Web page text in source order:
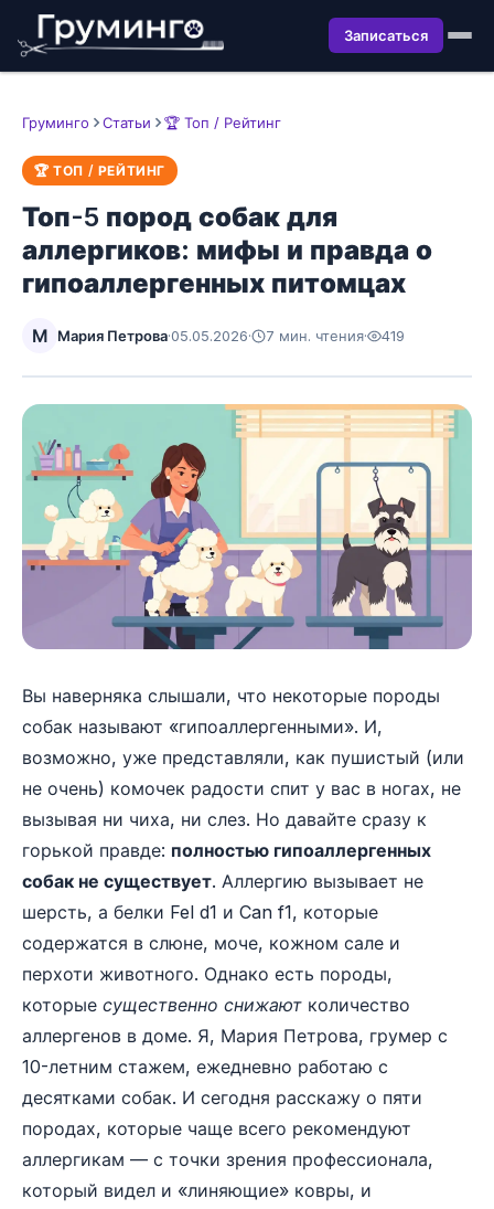
Записаться
Груминго Статьи 🏆 Топ / Рейтинг
🏆 ТОП / РЕЙТИНГ
Топ-5 пород собак для
аллергиков: мифы и правда о
гипоаллергенных питомцах
М Мария Петрова·05.05.2026· 7 мин. чтения· 419
Вы наверняка слышали, что некоторые породы
собак называют «гипоаллергенными». И,
возможно, уже представляли, как пушистый (или
не очень) комочек радости спит у вас в ногах, не
вызывая ни чиха, ни слез. Но давайте сразу к
горькой правде: полностью гипоаллергенных
собак не существует. Аллергию вызывает не
шерсть, а белки Fel d1 и Can f1, которые
содержатся в слюне, моче, кожном сале и
перхоти животного. Однако есть породы,
которые существенно снижают количество
аллергенов в доме. Я, Мария Петрова, грумер с
10-летним стажем, ежедневно работаю с
десятками собак. И сегодня расскажу о пяти
породах, которые чаще всего рекомендуют
аллергикам — с точки зрения профессионала,
который видел и «линяющие» ковры, и